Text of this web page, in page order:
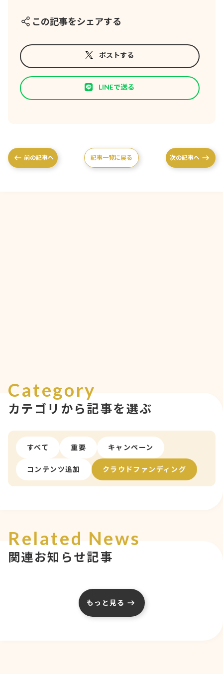
この記事をシェアする
ポストする
LINEで送る
前の記事へ 記事一覧に戻る 次の記事へ
Category
カテゴリから記事を選ぶ
すべて 重要 キャンペーン
コンテンツ追加 クラウドファンディング
Related News
関連お知らせ記事
もっと見る